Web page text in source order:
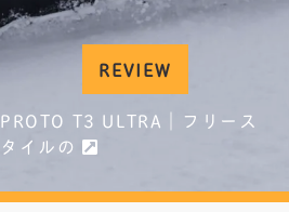
REVIEW
PROTO T3 ULTRA｜フリース
タイルの